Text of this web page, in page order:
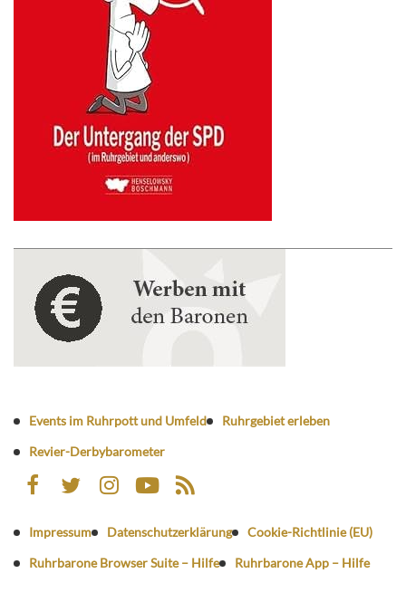
Events im Ruhrpott und Umfeld
Ruhrgebiet erleben
Revier-Derbybarometer
Impressum Datenschutzerklärung
Cookie-Richtlinie (EU)
Ruhrbarone Browser Suite – Hilfe
Ruhrbarone App – Hilfe